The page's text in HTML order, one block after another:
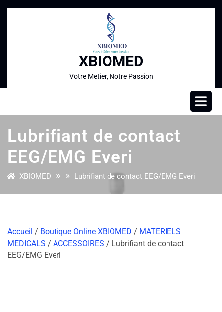
XBIOMED
Votre Metier, Notre Passion
Lubrifiant de contact
EEG/EMG Everi
XBIOMED » » Lubrifiant de contact EEG/EMG Everi
Accueil / Boutique Online XBIOMED / MATERIELS
MEDICALS / ACCESSOIRES / Lubrifiant de contact
EEG/EMG Everi